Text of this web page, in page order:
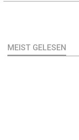
MEIST GELESEN